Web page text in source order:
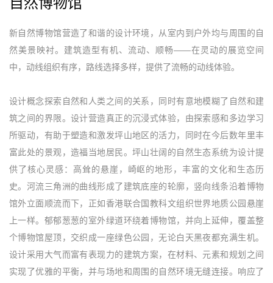
新自然博物馆营造了和谐的设计环境，从室内到户外均与周围的自
然美景映衬。建筑造型有机、流动、顺畅——在灵动的展览空间
中，动线组织有序，路线选择多样，提供了流畅的动线体验。
设计概念探索自然和人类之间的关系，同时有意地模糊了自然和建
筑之间的界限。设计营造真正的沉浸式体验，由探索感和多边学习
所驱动，有助于塑造和激发坪山地区的活力，同时在今后数年里丰
富此处的景观，造福当地居民。坪山壮阔的自然生态系统为设计提
供了核心灵感：高耸的悬崖，崎岖的地形，丰富的文化和生态历
史。河流三角洲的曲线形成了建筑底座的轮廓，竖向线条沿着博物
馆外立面顺流而下，正如香港联合国教科文组织世界地质公园悬崖
上一样。郁郁葱葱的室外绿道环绕着博物馆，并向上延伸，覆盖整
个博物馆屋顶，交织成一座绿色公园，无论白天黑夜都充满生机。
设计采用大气而富有表现力的建筑方案，在材料、元素和规划之间
实现了优雅的平衡，并与场地和周围的自然环境无缝连接。响应了